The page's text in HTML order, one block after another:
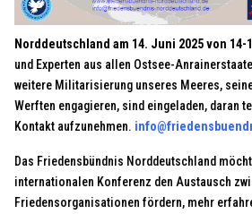
Norddeutschland am 14. Juni 2025 von 14-
und Experten aus allen Ostsee-
weitere Militarisierung unseres Meeres,
Werften engagieren, sind eingeladen, daran
Kontakt aufzunehmen.
Das Friedensbündnis Norddeutschland
internationalen Konferenz den Austausch
Friedensorganisationen fördern, mehr